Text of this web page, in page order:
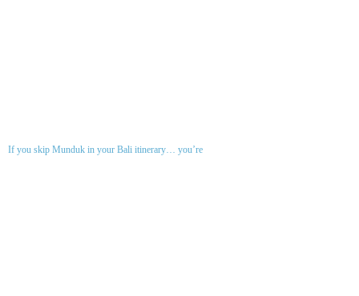
If you skip Munduk in your Bali itinerary… you’re